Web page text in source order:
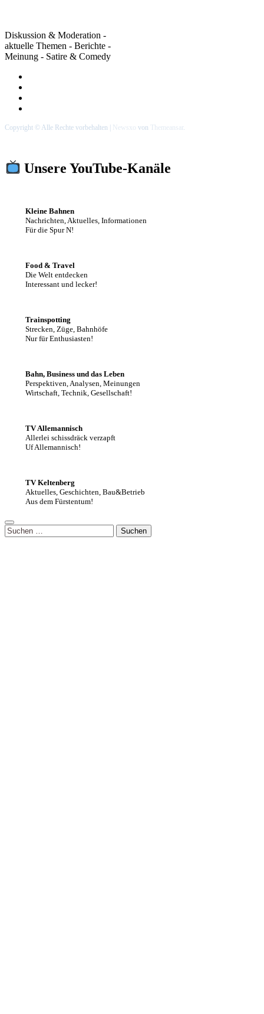
Diskussion & Moderation -
aktuelle Themen - Berichte -
Meinung - Satire & Comedy
Copyright © Alle Rechte vorbehalten Newsxo von Themeansar.
Unsere YouTube-Kanäle
Kleine Bahnen
Nachrichten, Aktuelles, Informationen
Für die Spur N!
Food & Travel
Die Welt entdecken
Interessant und lecker!
Trainspotting
Strecken, Züge, Bahnhöfe
Nur für Enthusiasten!
Bahn, Business und das Leben
Perspektiven, Analysen, Meinungen
Wirtschaft, Technik, Gesellschaft!
TV Allemannisch
Allerlei schissdräck verzapft
Uf Allemannisch!
TV Keltenberg
Aktuelles, Geschichten, Bau&Betrieb
Aus dem Fürstentum!
Suchen
nach: